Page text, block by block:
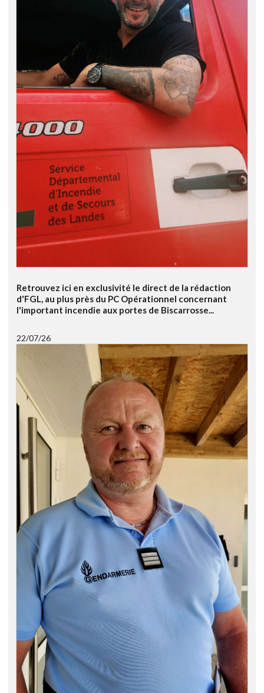
Retrouvez ici en exclusivité le direct de la rédaction
d'FGL, au plus près du PC Opérationnel concernant
l'important incendie aux portes de Biscarrosse...
22/07/26